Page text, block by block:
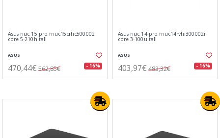
Asus nuc 15 pro rnuc15crhc500002
core 5-210h tall
ASUS
470,44€ 562,85€ - 16%
Asus nuc 14 pro rnuc14rvhi300002i
core 3-100u tall
ASUS
403,97€ 483,32€ - 16%